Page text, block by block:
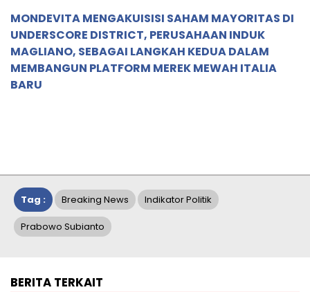
MONDEVITA MENGAKUISISI SAHAM MAYORITAS DI
UNDERSCORE DISTRICT, PERUSAHAAN INDUK
MAGLIANO, SEBAGAI LANGKAH KEDUA DALAM
MEMBANGUN PLATFORM MEREK MEWAH ITALIA
BARU
Tag : Breaking News Indikator Politik
Prabowo Subianto
BERITA TERKAIT